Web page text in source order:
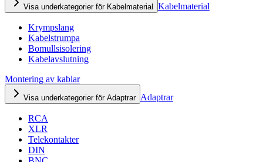
Visa underkategorier för Kabelmaterial Kabelmaterial
Krympslang
Kabelstrumpa
Bomullsisolering
Kabelavslutning
Montering av kablar
Visa underkategorier för Adaptrar Adaptrar
RCA
XLR
Telekontakter
DIN